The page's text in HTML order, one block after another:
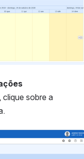
clique sobre a